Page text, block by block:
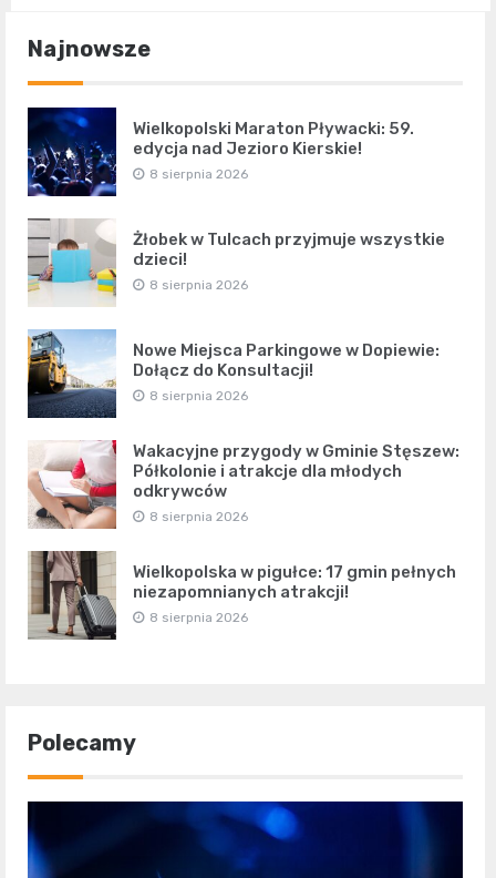
Najnowsze
Wielkopolski Maraton Pływacki: 59.
edycja nad Jezioro Kierskie!
8 sierpnia 2026
Żłobek w Tulcach przyjmuje wszystkie
dzieci!
8 sierpnia 2026
Nowe Miejsca Parkingowe w Dopiewie:
Dołącz do Konsultacji!
8 sierpnia 2026
Wakacyjne przygody w Gminie Stęszew:
Półkolonie i atrakcje dla młodych
odkrywców
8 sierpnia 2026
Wielkopolska w pigułce: 17 gmin pełnych
niezapomnianych atrakcji!
8 sierpnia 2026
Polecamy